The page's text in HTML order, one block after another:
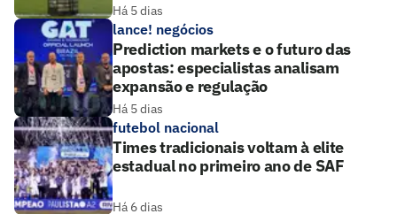
Há 5 dias
lance! negócios
Prediction markets e o futuro das
apostas: especialistas analisam
expansão e regulação
Há 5 dias
futebol nacional
Times tradicionais voltam à elite
estadual no primeiro ano de SAF
Há 6 dias